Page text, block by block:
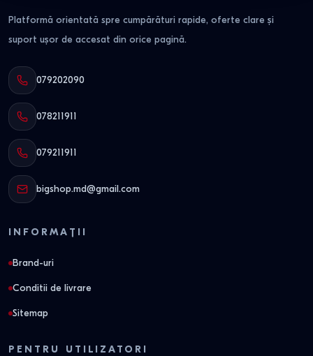
Platformă orientată spre cumpărături rapide, oferte clare și
suport ușor de accesat din orice pagină.
079202090
078211911
079211911
bigshop.md@gmail.com
INFORMAȚII
Brand-uri
Conditii de livrare
Sitemap
PENTRU UTILIZATORI